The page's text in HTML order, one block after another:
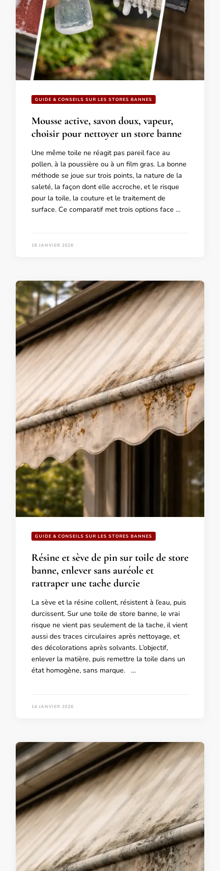
GUIDE & CONSEILS SUR LES STORES BANNES
Mousse active, savon doux, vapeur,
choisir pour nettoyer un store banne
Une même toile ne réagit pas pareil face au
pollen, à la poussière ou à un film gras. La bonne
méthode se joue sur trois points, la nature de la
saleté, la façon dont elle accroche, et le risque
pour la toile, la couture et le traitement de
surface. Ce comparatif met trois options face …
18 JANVIER 2026
GUIDE & CONSEILS SUR LES STORES BANNES
Résine et sève de pin sur toile de store
banne, enlever sans auréole et
rattraper une tache durcie
La sève et la résine collent, résistent à l’eau, puis
durcissent. Sur une toile de store banne, le vrai
risque ne vient pas seulement de la tache, il vient
aussi des traces circulaires après nettoyage, et
des décolorations après solvants. L’objectif,
enlever la matière, puis remettre la toile dans un
état homogène, sans marque. …
14 JANVIER 2026